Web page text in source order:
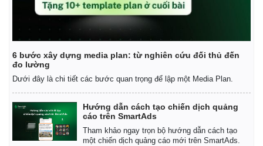
Kinh tế
Bất động sản
Khởi nghiệp
Giá vàng
Tiêu dùng
Tỷ giá
6 bước xây dựng media plan: từ nghiên cứu đối thủ đến
đo lường
Dưới đây là chi tiết các bước quan trọng để lập một Media Plan.
Hướng dẫn cách tạo chiến dịch quảng
cáo trên SmartAds
Tham khảo ngay trọn bộ hướng dẫn cách tạo
một chiến dịch quảng cáo mới trên SmartAds.